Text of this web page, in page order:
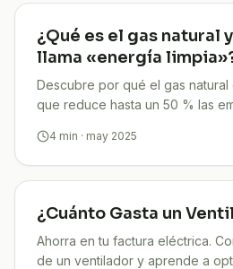
¿Qué es el gas natural
llama «energía
Descubre por qué el gas natural
que reduce hasta un 50 % las
4 min · may 2025
¿Cuánto Gasta un
Ahorra en tu factura eléctrica.
de un ventilador y aprende a